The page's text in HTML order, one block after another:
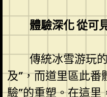
體驗深化 從可
傳統冰雪游玩
及”，而道里區此番
驗”的重塑。在這